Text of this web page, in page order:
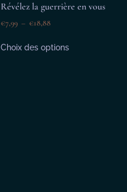
Révélez la guerrière en vous
€7,99 – €18,88
Choix des options